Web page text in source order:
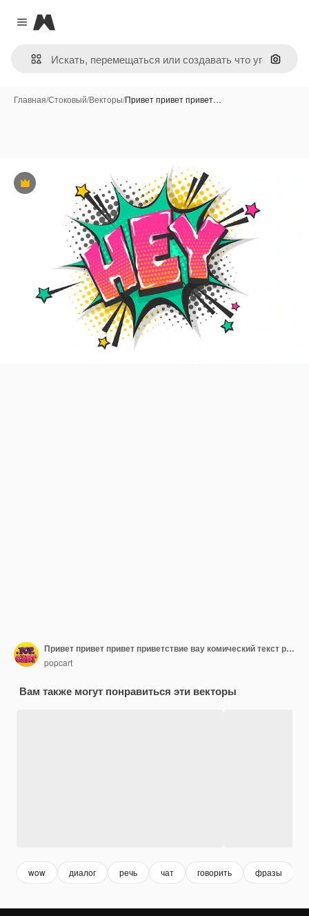
Close menu
Magnific
Поиск
Главная/Стоковый/Векторы/Привет привет привет…
Премиум
Привет привет привет приветствие вау комический текст речи пузырь Цветной звуковой эффект в стиле поп-арт
popcart
Вам также могут понравиться эти векторы
wow диалог речь чат говорить фразы